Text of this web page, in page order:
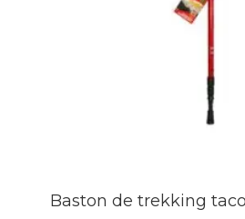
Baston de trekking